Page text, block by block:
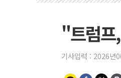
"트럼프
기사입력 : 2026년